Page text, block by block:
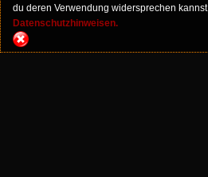
du deren Verwendung widersprechen
Datenschutzhinweisen.